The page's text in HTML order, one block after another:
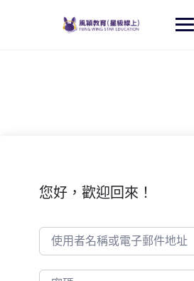
您好，歡迎回來！